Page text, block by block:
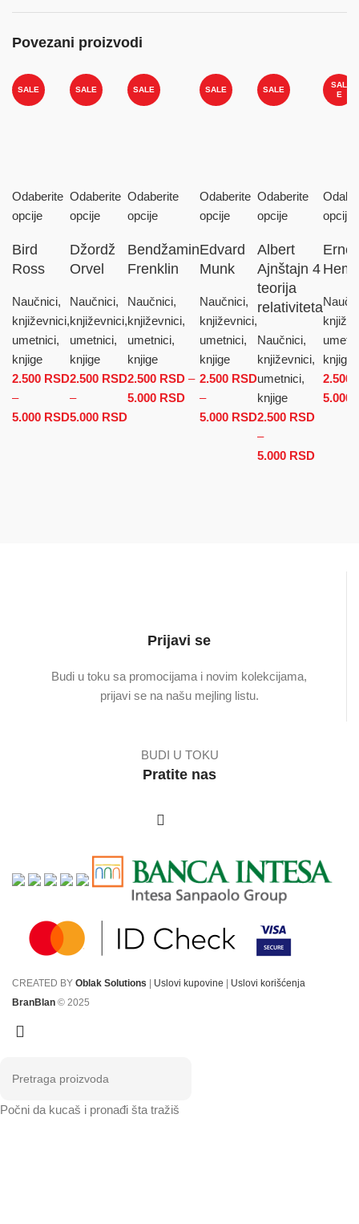
Povezani proizvodi
SALE
Odaberite
opcije
Bird
Ross
Naučnici,
književnici,
umetnici,
knjige
2.500 RSD
–
5.000 RSDRaspon cena: od 2.500 RSD do 5.000 RSD
SALE
Odaberite
opcije
Džordž
Orvel
Naučnici,
književnici,
umetnici,
knjige
2.500 RSD
–
5.000 RSD Raspon cena: od 2.500 RSD do
SALE
Odaberite
opcije
Bendžamin
Frenklin
Naučnici,
književnici,
umetnici,
knjige
2.500 RSD –
5.000 RSD Raspon cena: od 2.500 RSD
do 5.000 RSD
SALE
Odaberite
opcije
Edvard
Munk
Naučnici,
književnici,
umetnici,
knjige
2.500 RSD
–
5.000 RSDRaspon cena: od
2.500 RSD do
5.000 RSD
SALE
Odaberite
opcije
Albert
Ajnštajn 4
teorija
relativiteta
Naučnici,
književnici,
umetnici,
knjige
2.500 RSD
–
5.000 RSD
SAL
E
opcije
knjige
2.500
5.000
Prijavi se
Budi u toku sa promocijama i novim kolekcijama,
prijavi se na našu mejling listu.
BUDI U TOKU
Pratite nas
CREATED BY Oblak Solutions Uslovi kupovine
Uslovi korišćenja
BranBlan © 2025
Počni da kucaš i pronađi šta tražiš